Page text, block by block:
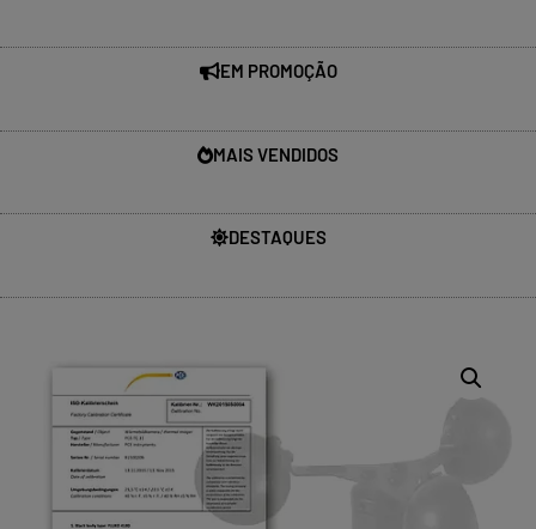
EM PROMOÇÃO
MAIS VENDIDOS
DESTAQUES